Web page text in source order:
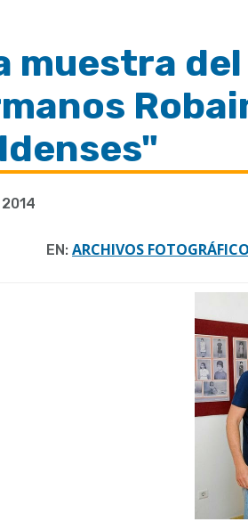
muestra
2014
EN: ARCHIVOS